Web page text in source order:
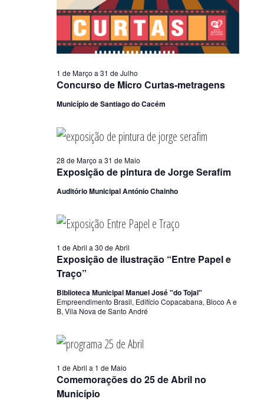
Concurso de Micro Curtas-metragens
1 de Março a 31 de Julho
Município de Santiago do Cacém
Exposição de pintura de Jorge Serafim
28 de Março a 31 de Maio
Auditório Municipal António Chainho
Exposição de ilustração “Entre Papel e
Traço”
1 de Abril a 30 de Abril
Biblioteca Municipal Manuel José "do Tojal"
Empreendimento Brasil, Edifício Copacabana, Bloco A e
B, Vila Nova de Santo André
Comemorações do 25 de Abril no
Município
1 de Abril a 1 de Maio